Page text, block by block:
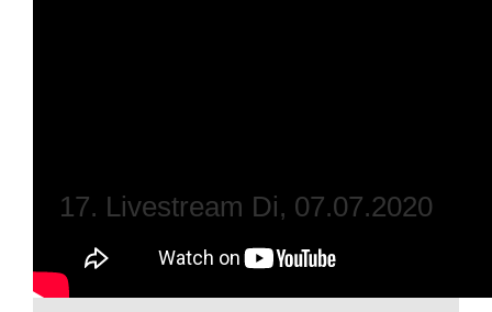
17. Livestream Di, 07.07.2020